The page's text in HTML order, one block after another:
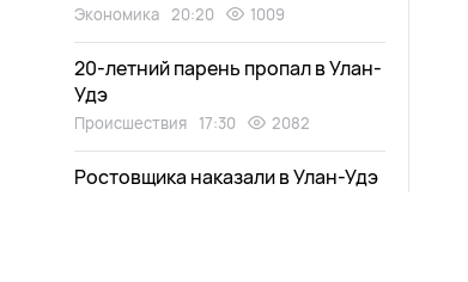
Экономика 20:20 1009
20-летний парень пропал в Улан-
Удэ
Происшествия 17:30 2082
Ростовщика наказали в Улан-Удэ